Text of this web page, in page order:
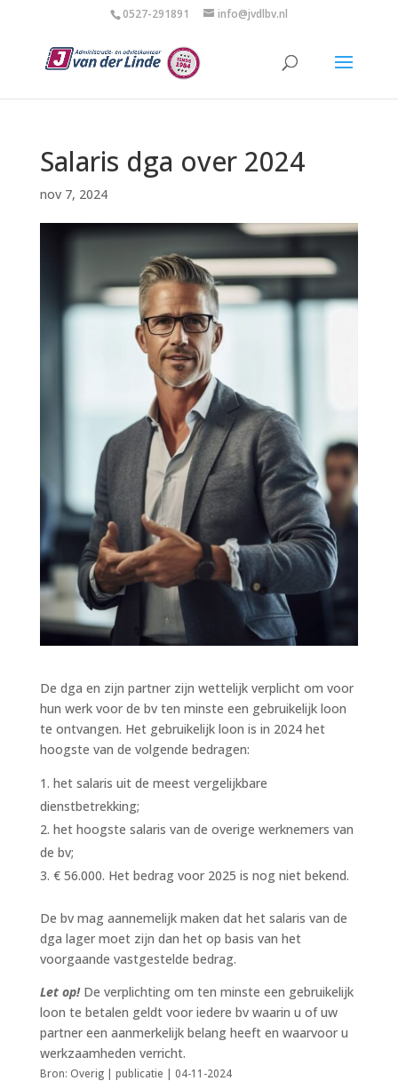
0527-291891 info@jvdlbv.nl
Salaris dga over 2024
nov 7, 2024
De dga en zijn partner zijn wettelijk verplicht om voor
hun werk voor de bv ten minste een gebruikelijk loon
te ontvangen. Het gebruikelijk loon is in 2024 het
hoogste van de volgende bedragen:
het salaris uit de meest vergelijkbare
dienstbetrekking;
het hoogste salaris van de overige werknemers van
de bv;
€ 56.000. Het bedrag voor 2025 is nog niet bekend.
De bv mag aannemelijk maken dat het salaris van de
dga lager moet zijn dan het op basis van het
voorgaande vastgestelde bedrag.
Let op! De verplichting om ten minste een gebruikelijk
loon te betalen geldt voor iedere bv waarin u of uw
partner een aanmerkelijk belang heeft en waarvoor u
werkzaamheden verricht.
Bron: Overig | publicatie | 04-11-2024